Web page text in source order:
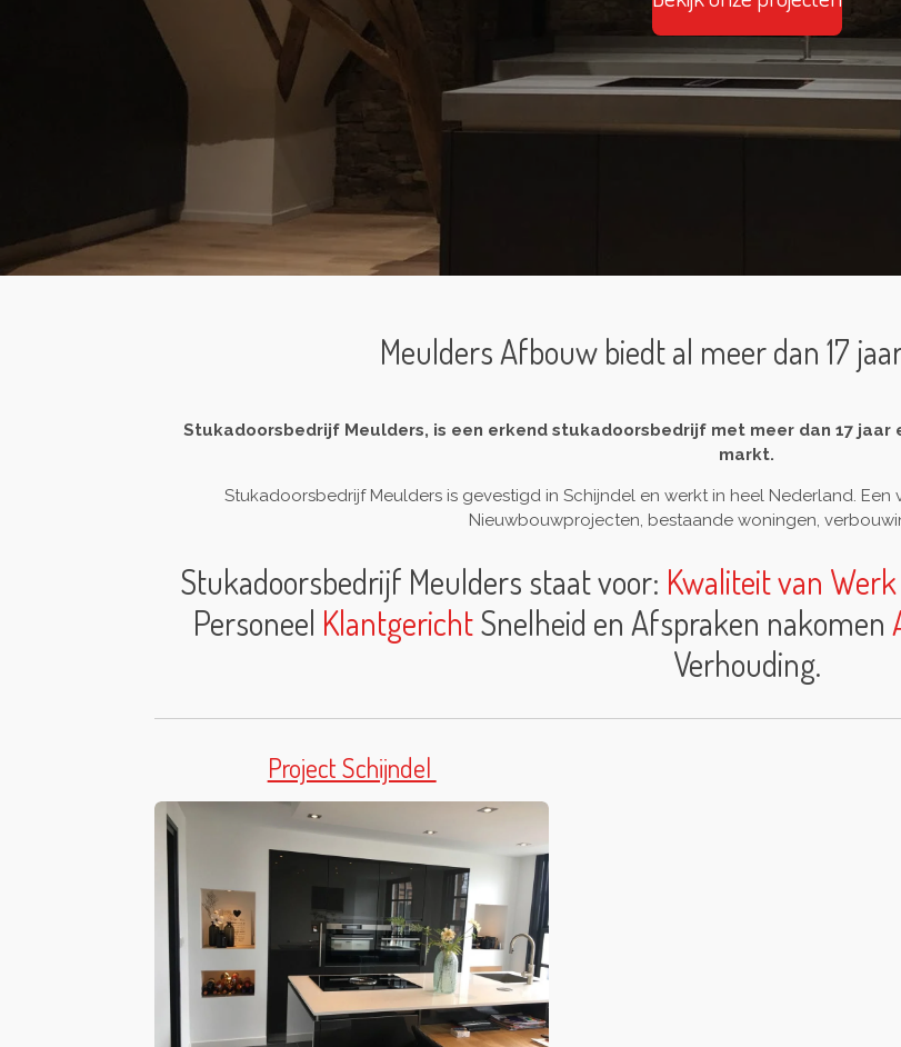
Meulders Afbouw biedt al meer dan 17
Stukadoorsbedrijf Meulders, is een erkend stukadoorsbedrijf met meer dan 17
markt.
Stukadoorsbedrijf Meulders is gevestigd in Schijndel en werkt in heel Nederland.
Nieuwbouwprojecten, bestaande woningen,
Stukadoorsbedrijf Meulders staat voor: Kwaliteit van Werk
Personeel KlantgerichtSnelheid en Afspraken nakomen
Verhouding.
Project Schijndel